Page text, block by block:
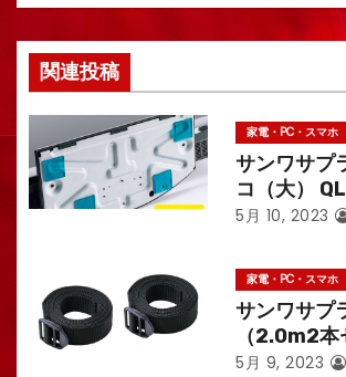
ョ
ン
関連投稿
家電・PC・スマホ
サンワサプ
コ（大）
5月 10, 2023
家電・PC・スマホ
サンワサプ
（2.0m2
5月 9, 2023